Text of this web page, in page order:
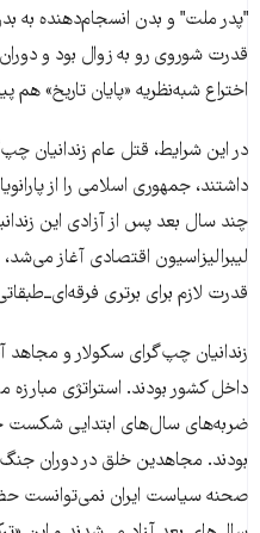
"پدر ملت" و بدن انسجام‌دهنده به
قدرت شوروی رو به زوال بود و
اختراع شبه‌نظریه «پایان تاریخ»
داشتند، جمهوری اسلامی را از
چند سال بعد پس از آزادی این
لیبرالیزاسیون اقتصادی آغاز
قدرت لازم برای برتری
زندانیان چپ‌گرای سکولار و مجاهد
داخل کشور بودند. استراتژی
ضربه‌های سال‌های ابتدایی شکست
بودند. مجاهدین خلق در دوران
صحنه سیاست ایران نمی‌توانست